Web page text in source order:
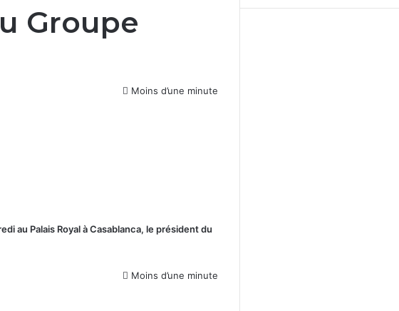
Groupe
Moins d’une minute
au Palais Royal à Casablanca, le président du
Moins d’une minute